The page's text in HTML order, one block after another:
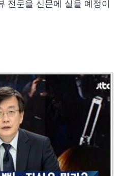
전문을 신문에 실을 예정이